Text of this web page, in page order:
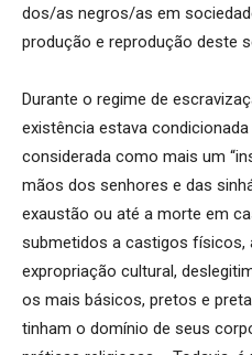
dos/as negros/as em
produção e reprodução deste
Durante o regime de
existência estava
considerada como mais um
mãos dos senhores e das
exaustão ou até a morte em
submetidos a castigos físicos,
expropriação cultural,
os mais básicos, pretos e
tinham o domínio de seus